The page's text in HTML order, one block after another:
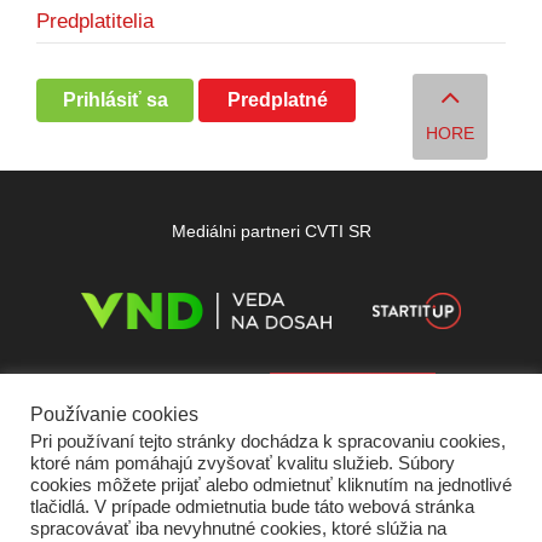
Predplatitelia
Prihlásiť sa Predplatné
HORE
Mediálni partneri CVTI SR
Používanie cookies
Pri používaní tejto stránky dochádza k spracovaniu cookies,
ktoré nám pomáhajú zvyšovať kvalitu služieb. Súbory
cookies môžete prijať alebo odmietnuť kliknutím na jednotlivé
tlačidlá. V prípade odmietnutia bude táto webová stránka
spracovávať iba nevyhnutné cookies, ktoré slúžia na